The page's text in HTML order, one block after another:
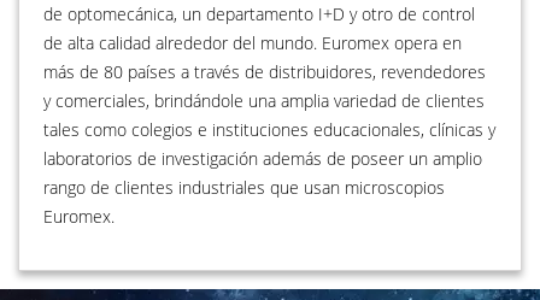
de optomecánica, un departamento I+D y otro de control
de alta calidad alrededor del mundo. Euromex opera en
más de 80 países a través de distribuidores, revendedores
y comerciales, brindándole una amplia variedad de clientes
tales como colegios e instituciones educacionales, clínicas y
laboratorios de investigación además de poseer un amplio
rango de clientes industriales que usan microscopios
Euromex.